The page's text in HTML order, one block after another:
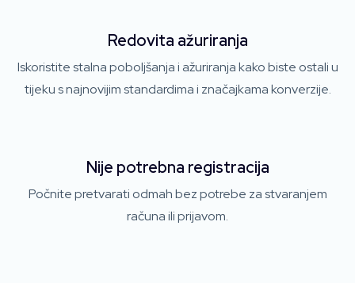
Redovita ažuriranja
Iskoristite stalna poboljšanja i ažuriranja kako biste ostali u
tijeku s najnovijim standardima i značajkama konverzije.
Nije potrebna registracija
Počnite pretvarati odmah bez potrebe za stvaranjem
računa ili prijavom.